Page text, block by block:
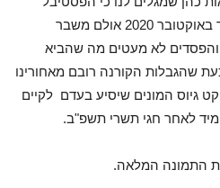
הראשון אמור היה להתקיים כבר באוקטובר 2020 אולם משבר
והפסדים לא מעטים מה שהביא
שהגבלות הקורנה רובם מאחורינו
גיוס המונים שיסיע בעדם לקיים
לאחר חגי תשרי תשפ"ב.
התמונה המלאה.